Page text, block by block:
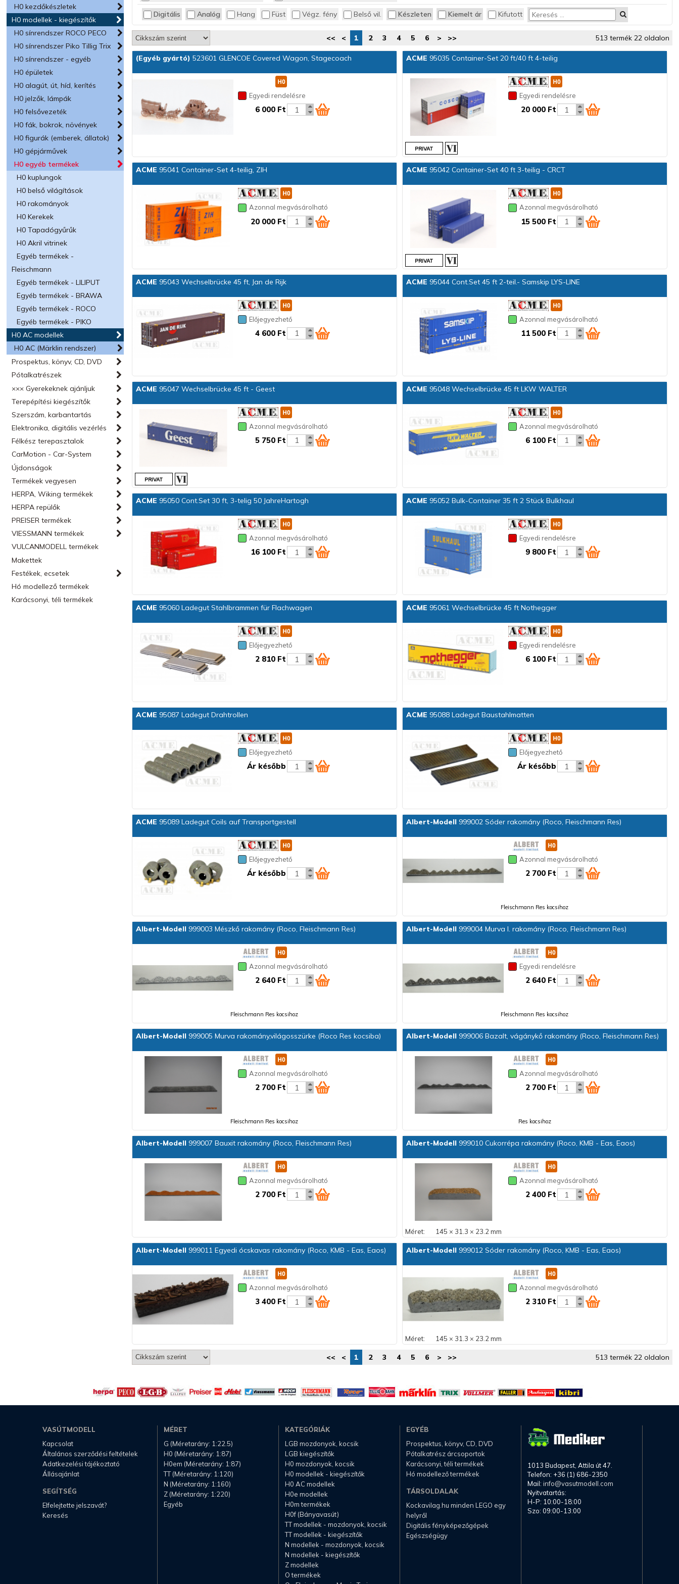
H0 kezdőkészletek
H0 modellek - kiegészítők
H0 sínrendszer ROCO PECO
H0 sínrendszer Piko Tillig Trix
H0 sínrendszer - egyéb
H0 épületek
H0 alagút, út, híd, kerítés
H0 jelzők, lámpák
H0 felsővezeték
H0 fák, bokrok, növények
H0 figurák (emberek, állatok)
H0 gépjárművek
H0 egyéb termékek
H0 kuplungok
H0 belső világítások
H0 rakományok
H0 Kerekek
H0 Tapadógyűrűk
H0 Akril vitrinek
Egyéb termékek -
Fleischmann
Egyéb termékek - LILIPUT
Egyéb termékek - BRAWA
Egyéb termékek - ROCO
Egyéb termékek - PIKO
H0 AC modellek
H0 AC (Märklin rendszer)
Prospektus, könyv, CD, DVD
Pótalkatrészek
××× Gyerekeknek ajánljuk
Terepépítési kiegészítők
Szerszám, karbantartás
Elektronika, digitális vezérlés
Félkész terepasztalok
CarMotion - Car-System
Újdonságok
Termékek vegyesen
HERPA, Wiking termékek
HERPA repülők
PREISER termékek
VIESSMANN termékek
VULCANMODELL termékek
Makettek
Festékek, ecsetek
Hó modellező termékek
Karácsonyi, téli termékek
ESU
FALLER
FLEISCHMANN
HERPA
JÄGERNDORFER
NOCH
PIKO
VIESSMANN
Kőzuzalék
Villanymozdony
Digitális Analóg Hang Füst Végz. fény Belső vil. Készleten Kiemelt ár Kifutott
<< < 1 2 3 4 5 6 > >> 513 termék 22 oldalon
(Egyéb gyártó) 523601 GLENCOE Covered Wagon, Stagecoach
Egyedi rendelésre
6 000 Ft
ACME 95035 Container-Set 20 ft/40 ft 4-teilig
Egyedi rendelésre
20 000 Ft
ACME 95041 Container-Set 4-teilig, ZIH
Azonnal megvásárolható
20 000 Ft
ACME 95042 Container-Set 40 ft 3-teilig - CRCT
Azonnal megvásárolható
15 500 Ft
ACME 95043 Wechselbrücke 45 ft, Jan de Rijk
Előjegyezhető
4 600 Ft
ACME 95044 Cont.Set 45 ft 2-teil.- Samskip LYS-LINE
Azonnal megvásárolható
11 500 Ft
ACME 95047 Wechselbrücke 45 ft - Geest
Azonnal megvásárolható
5 750 Ft
ACME 95048 Wechselbrücke 45 ft LKW WALTER
Azonnal megvásárolható
6 100 Ft
ACME 95050 Cont.Set 30 ft, 3-telig 50 JahreHartogh
Azonnal megvásárolható
16 100 Ft
ACME 95052 Bulk-Container 35 ft 2 Stück Bulkhaul
Egyedi rendelésre
9 800 Ft
ACME 95060 Ladegut Stahlbrammen für Flachwagen
Előjegyezhető
2 810 Ft
ACME 95061 Wechselbrücke 45 ft Nothegger
Egyedi rendelésre
6 100 Ft
ACME 95087 Ladegut Drahtrollen
Előjegyezhető
Ár később
ACME 95088 Ladegut Baustahlmatten
Előjegyezhető
Ár később
ACME 95089 Ladegut Coils auf Transportgestell
Előjegyezhető
Ár később
Albert-Modell999002 Sóder rakomány (Roco, Fleischmann Res)
Azonnal megvásárolható
2 700 Ft
Fleischmann Res kocsihoz
Albert-Modell 999003 Mészkő rakomány (Roco, Fleischmann Res)
Azonnal megvásárolható
2 640 Ft
Fleischmann Res kocsihoz
Albert-Modell999004 Murva I. rakomány (Roco, Fleischmann Res)
Egyedi rendelésre
2 640 Ft
Fleischmann Res kocsihoz
Albert-Modell 999005 Murva rakomány,világosszürke (Roco Res kocsiba)
Azonnal megvásárolható
2 700 Ft
Fleischmann Res kocsihoz
Albert-Modell999006 Bazalt, vágánykő rakomány (Roco, Fleischmann Res)
Azonnal megvásárolható
2 700 Ft
Res kocsihoz
Albert-Modell 999007 Bauxit rakomány (Roco, Fleischmann Res)
Azonnal megvásárolható
2 700 Ft
Albert-Modell999010 Cukorrépa rakomány (Roco, KMB - Eas, Eaos)
Azonnal megvásárolható
2 400 Ft
Méret: 145 × 31.3 × 23.2 mm
Albert-Modell 999011 Egyedi ócskavas rakomány (Roco, KMB - Eas, Eaos)
Azonnal megvásárolható
3 400 Ft
Albert-Modell999012 Sóder rakomány (Roco, KMB - Eas, Eaos)
Azonnal megvásárolható
2 310 Ft
Méret: 145 × 31.3 × 23.2 mm
<< < 1 2 3 4 5 6 > >> 513 termék 22 oldalon
VASÚTMODELL
Kapcsolat
Általános szerződési feltételek
Adatkezelési tájékoztató
Állásajánlat
SEGÍTSÉG
Elfelejtette jelszavát?
Keresés
MÉRET
G (Méretarány: 1:22.5)
H0 (Méretarány: 1:87)
H0em (Méretarány: 1:87)
TT (Méretarány: 1:120)
N (Méretarány: 1:160)
Z (Méretarány: 1:220)
Egyéb
KATEGÓRIÁK
LGB mozdonyok, kocsik
LGB kiegészítők
H0 mozdonyok, kocsik
H0 modellek - kiegészítők
H0 AC modellek
H0e modellek
H0m termékek
H0f (Bányavasút)
TT modellek - mozdonyok, kocsik
TT modellek - kiegészítők
N modellek - mozdonyok, kocsik
N modellek - kiegészítők
Z modellek
O termékek
EGYÉB
Prospektus, könyv, CD, DVD
Pótalkatrész árcsoportok
Karácsonyi, téli termékek
Hó modellező termékek
TÁRSOLDALAK
Kockavilag.hu minden LEGO egy
helyről
Digitális fényképezőgépek
Egészségügy
1013 Budapest, Attila út 47.
Telefon: +36 (1) 686-2350
Mail: info@vasutmodell.com
Nyitvatartás:
H-P: 10:00-18:00
Szo: 09:00-13:00